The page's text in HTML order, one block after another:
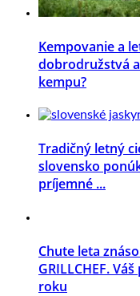
Kempovanie a
dobrodružstvá
kempu?
Tradičný letný
slovensko
príjemné ...
Chute leta
GRILLCHEF.
roku